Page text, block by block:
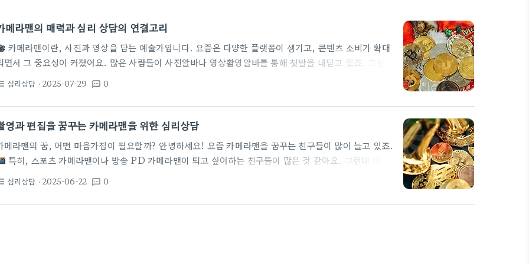
메라맨의 매력과 심리 상담의 연결고리
카메라맨이란, 사진과 영상을 담는 예술가입니다. 요즘은 다양한 플랫폼이 생기고, 콘텐츠 소비가 확대
면서 그 중요성이 커졌어요. 많은 사람들이 사진알바나 영상촬영알바를 통해 첫발을 내딛고 있죠. 그런데
피사체를 찍는 것이 아닙니다. 그들은 상황과 감정을 포착하고, 이를 시청자에게 전달하는 역할을 해요. 촬
한 영상과 사진은 마치 우리의 추억을 담아내는 보물같죠. 이러한 작업은 인간의 심리와 밀접하게 연관되
있어요. 예를 들어, 잘 찍힌 인물 사진 한 장은 그 사람이 전하는 감정을 강하게 전달할…
심리상담 · 2025-07-29 textsms 0
영과 편집을 꿈꾸는 카메라맨을 위한 심리상담
메라맨의 꿈, 어떤 마음가짐이 필요할까? 안녕하세요! 요즘 카메라맨을 꿈꾸는 친구들이 많이 늘고 있죠.
특히, 스포츠 카메라맨이나 방송 PD 카메라맨이 되고 싶어하는 친구들이 많은 것 같아요. 그런데 이렇
심리상담이에요. 심리상담, 나의 고민을 털어놓는 공간 카메라맨이 되고 싶다면, 기술적인 부분도 중요하
만 마음의 안정이 더 중요해요. 심리상담에서는 여러분의 불안이나 고민을 이야기할 수 있습니다. 예를
심리상담 · 2025-06-22 textsms 0